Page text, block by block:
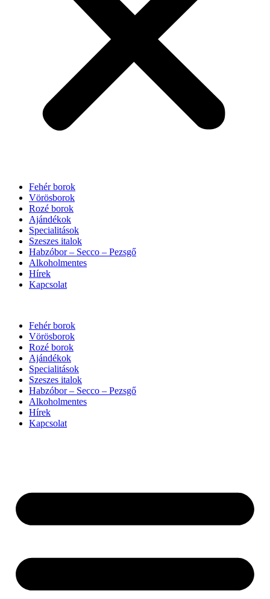
Fehér borok
Vörösborok
Rozé borok
Ajándékok
Specialitások
Szeszes italok
Habzóbor – Secco – Pezsgő
Alkoholmentes
Hírek
Kapcsolat
Fehér borok
Vörösborok
Rozé borok
Ajándékok
Specialitások
Szeszes italok
Habzóbor – Secco – Pezsgő
Alkoholmentes
Hírek
Kapcsolat